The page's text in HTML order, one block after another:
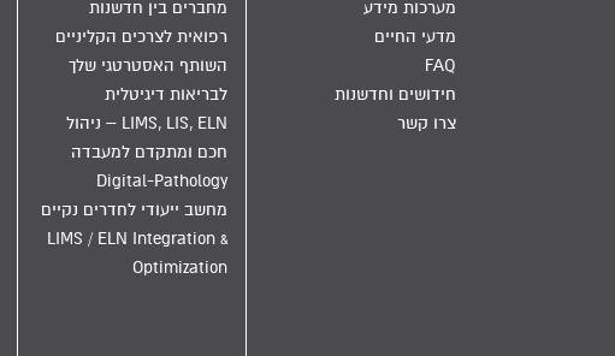
מערכות מידע
מדעי החיים
FAQ
חידושים וחדשנות
צרו קשר
מחברים בין חדשנות
רפואית לצרכים הקליניים
השותף האסטרטגי שלך
לבריאות דיגיטלית
LIMS, LIS, ELN – ניהול
חכם ומתקדם למעבדה
Digital-Pathology
מחשב ייעודי לחדרים נקיים
LIMS / ELN Integration &
Optimization